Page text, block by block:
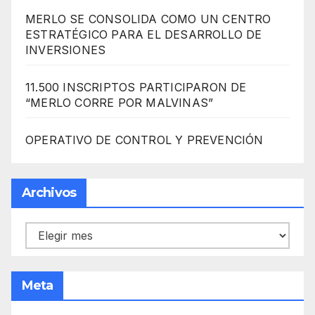
MERLO SE CONSOLIDA COMO UN CENTRO
ESTRATÉGICO PARA EL DESARROLLO DE
INVERSIONES
11.500 INSCRIPTOS PARTICIPARON DE
“MERLO CORRE POR MALVINAS”
OPERATIVO DE CONTROL Y PREVENCIÓN
Archivos
Archivos
Meta